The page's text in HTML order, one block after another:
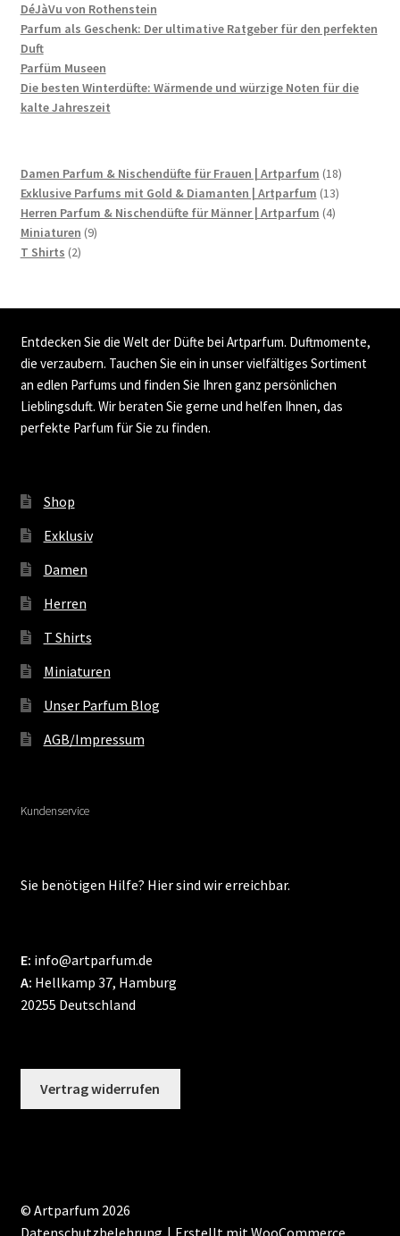
DéJàVu von Rothenstein
Parfum als Geschenk: Der ultimative Ratgeber für den perfekten
Duft
Parfüm Museen
Die besten Winterdüfte: Wärmende und würzige Noten für die
kalte Jahreszeit
Damen Parfum & Nischendüfte für Frauen | Artparfum 1818
Produkte
Exklusive Parfums mit Gold & Diamanten | Artparfum 1313
Produkte
Herren Parfum & Nischendüfte für Männer | Artparfum 44
Miniaturen 99
T Shirts 22
Entdecken Sie die Welt der Düfte bei Artparfum. Duftmomente,
die verzaubern. Tauchen Sie ein in unser vielfältiges Sortiment
an edlen Parfums und finden Sie Ihren ganz persönlichen
Lieblingsduft. Wir beraten Sie gerne und helfen Ihnen, das
perfekte Parfum für Sie zu finden.
Shop
Exklusiv
Damen
Herren
T Shirts
Miniaturen
Unser Parfum Blog
AGB/Impressum
Kundenservice
Sie benötigen Hilfe? Hier sind wir erreichbar.
E: info@artparfum.de
A: Hellkamp 37, Hamburg
20255 Deutschland
Vertrag widerrufen
© Artparfum 2026